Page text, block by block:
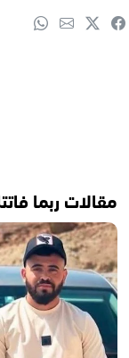
مقالات ربما